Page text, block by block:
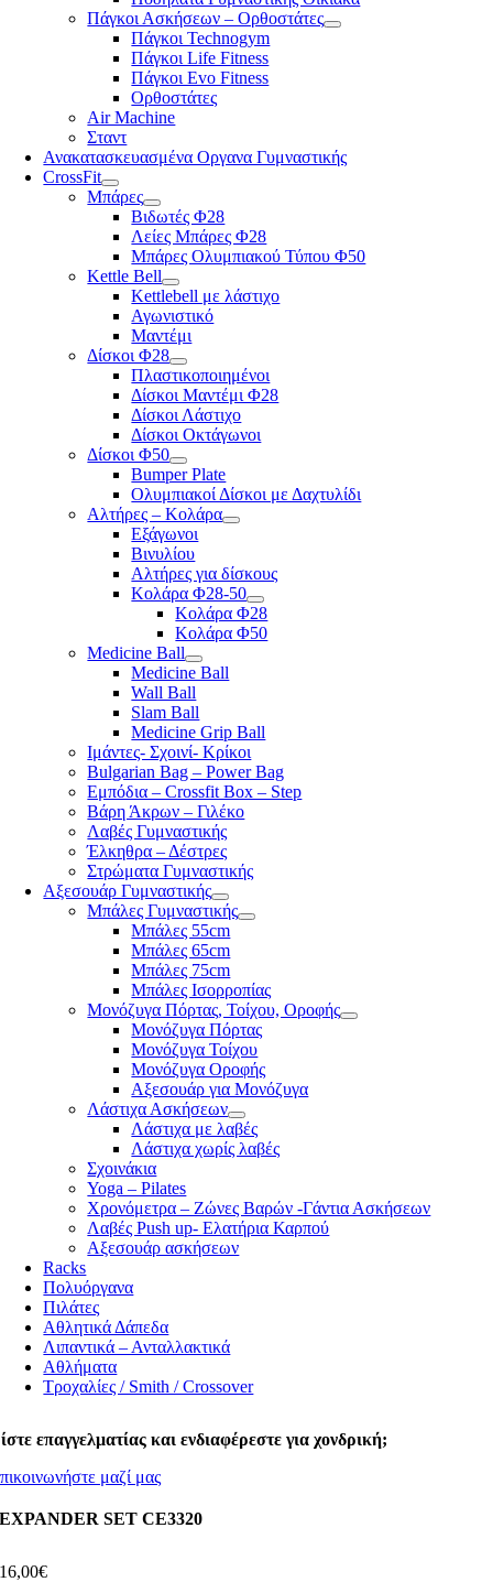
Πάγκοι Ασκήσεων – Ορθοστάτες
Πάγκοι Technogym
Πάγκοι Life Fitness
Πάγκοι Evo Fitness
Ορθοστάτες
Air Machine
Σταντ
Ανακατασκευασμένα Οργανα Γυμναστικής
CrossFit
Μπάρες
Βιδωτές Φ28
Λείες Μπάρες Φ28
Μπάρες Ολυμπιακού Τύπου Φ50
Kettle Bell
Kettlebell με λάστιχο
Αγωνιστικό
Μαντέμι
Δίσκοι Φ28
Πλαστικοποιημένοι
Δίσκοι Μαντέμι Φ28
Δίσκοι Λάστιχο
Δίσκοι Οκτάγωνοι
Δίσκοι Φ50
Bumper Plate
Ολυμπιακοί Δίσκοι με Δαχτυλίδι
Αλτήρες – Κολάρα
Εξάγωνοι
Βινυλίου
Αλτήρες για δίσκους
Κολάρα Φ28-50
Κολάρα Φ28
Κολάρα Φ50
Medicine Ball
Medicine Ball
Wall Ball
Slam Ball
Medicine Grip Ball
Ιμάντες- Σχοινί- Κρίκοι
Bulgarian Bag – Power Bag
Εμπόδια – Crossfit Box – Step
Βάρη Άκρων – Γιλέκο
Λαβές Γυμναστικής
Έλκηθρα – Δέστρες
Στρώματα Γυμναστικής
Αξεσουάρ Γυμναστικής
Μπάλες Γυμναστικής
Μπάλες 55cm
Μπάλες 65cm
Μπάλες 75cm
Μπάλες Ισορροπίας
Μονόζυγα Πόρτας, Τοίχου, Οροφής
Μονόζυγα Πόρτας
Μονόζυγα Τοίχου
Μονόζυγα Οροφής
Αξεσουάρ για Μονόζυγα
Λάστιχα Ασκήσεων
Λάστιχα με λαβές
Λάστιχα χωρίς λαβές
Σχοινάκια
Yoga – Pilates
Χρονόμετρα – Ζώνες Βαρών -Γάντια Ασκήσεων
Λαβές Push up- Ελατήρια Καρπού
Αξεσουάρ ασκήσεων
Racks
Πολυόργανα
Πιλάτες
Αθλητικά Δάπεδα
Λιπαντικά – Ανταλλακτικά
Αθλήματα
Τροχαλίες / Smith / Crossover
επαγγελματίας και ενδιαφέρεστε για χονδρική;
μαζί μας
EXPANDER SET CE3320
16,00€